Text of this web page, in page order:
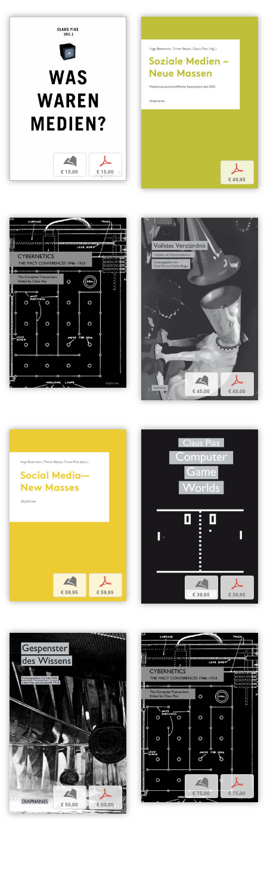
b
€ 15,00
p
€ 15,00 p
€ 49,95
b
€ 45,00
p
€ 45,00
b
€ 59,95
p
€ 59,95
b
€ 39,95
p
€ 39,95
b
€ 50,00
p
€ 50,00
b
€ 75,00
p
€ 75,00